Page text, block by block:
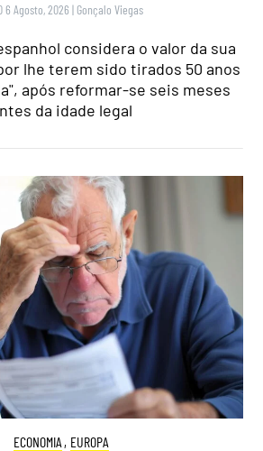
6 Agosto, 2026 | Gonçalo Viegas
considera o valor da sua
lhe terem sido tirados 50 anos
após reformar-se seis meses
da idade legal
ECONOMIA , EUROPA